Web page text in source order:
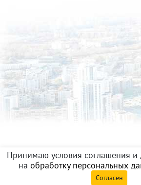
Принимаю условия соглашения и
на обработку персональных
Согласен